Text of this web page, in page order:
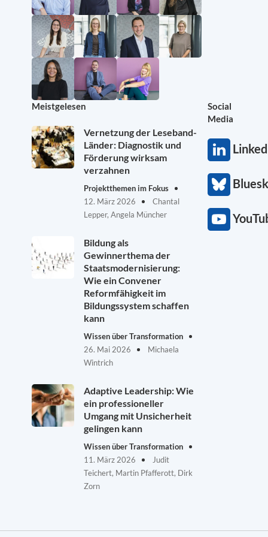
Meistgelesen
Vernetzung der Leseband-
Länder: Diagnostik und
Förderung wirksam
verzahnen
Projektthemen im Fokus
12. März 2026
Chantal
Lepper, Angela Müncher
Bildung als
Gewinnerthema der
Staatsmodernisierung:
Wie ein Convener
Reformfähigkeit im
Bildungssystem schaffen
kann
Wissen über Transformation
26. Mai 2026
Michaela
Wintrich
Adaptive Leadership: Wie
ein professioneller
Umgang mit Unsicherheit
gelingen kann
Wissen über Transformation
11. März 2026
Judit
Teichert, Martin Pfafferott, Dirk
Zorn
Social
Media